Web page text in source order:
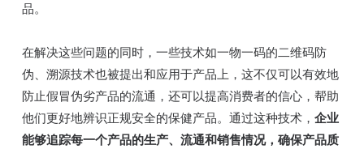
品。
在解决这些问题的同时，一些技术如一物一码的二维码防
伪、溯源技术也被提出和应用于产品上，这不仅可以有效地
防止假冒伪劣产品的流通，还可以提高消费者的信心，帮助
他们更好地辨识正规安全的保健产品。通过这种技术， 企业
能够追踪每一个产品的生产、流通和销售情况，确保产品质